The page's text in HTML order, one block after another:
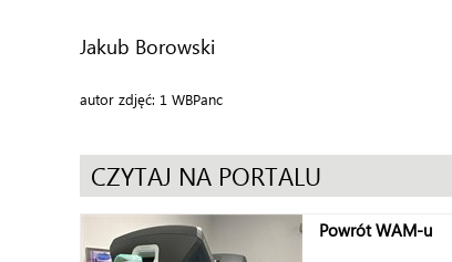
Jakub Borowski
autor zdjęć: 1 WBPanc
CZYTAJ NA PORTALU
Powrót WAM-u